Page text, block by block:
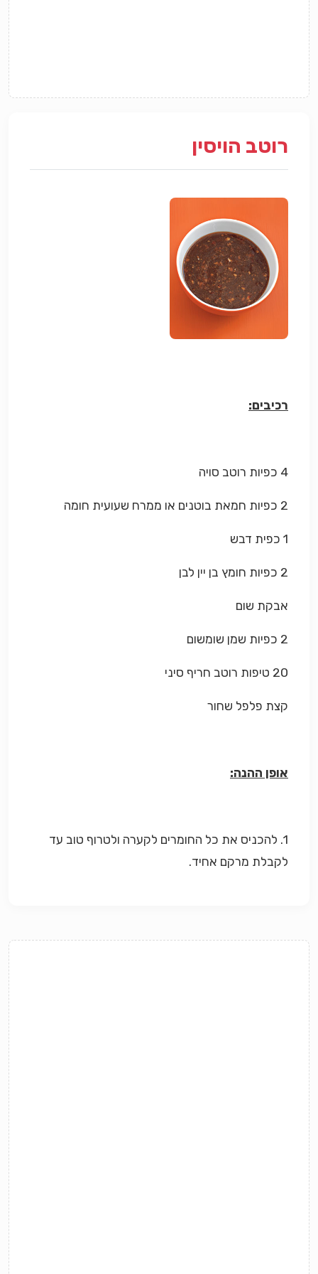
רוטב הויסין
רכיבים:
4 כפיות רוטב סויה
2 כפיות חמאת בוטנים או ממרח שעועית חומה
1 כפית דבש
2 כפיות חומץ בן יין לבן
אבקת שום
2 כפיות שמן שומשום
20 טיפות רוטב חריף סיני
קצת פלפל שחור
אופן ההנה:
1. להכניס את כל החומרים לקערה ולטרוף טוב עד
לקבלת מרקם אחיד.